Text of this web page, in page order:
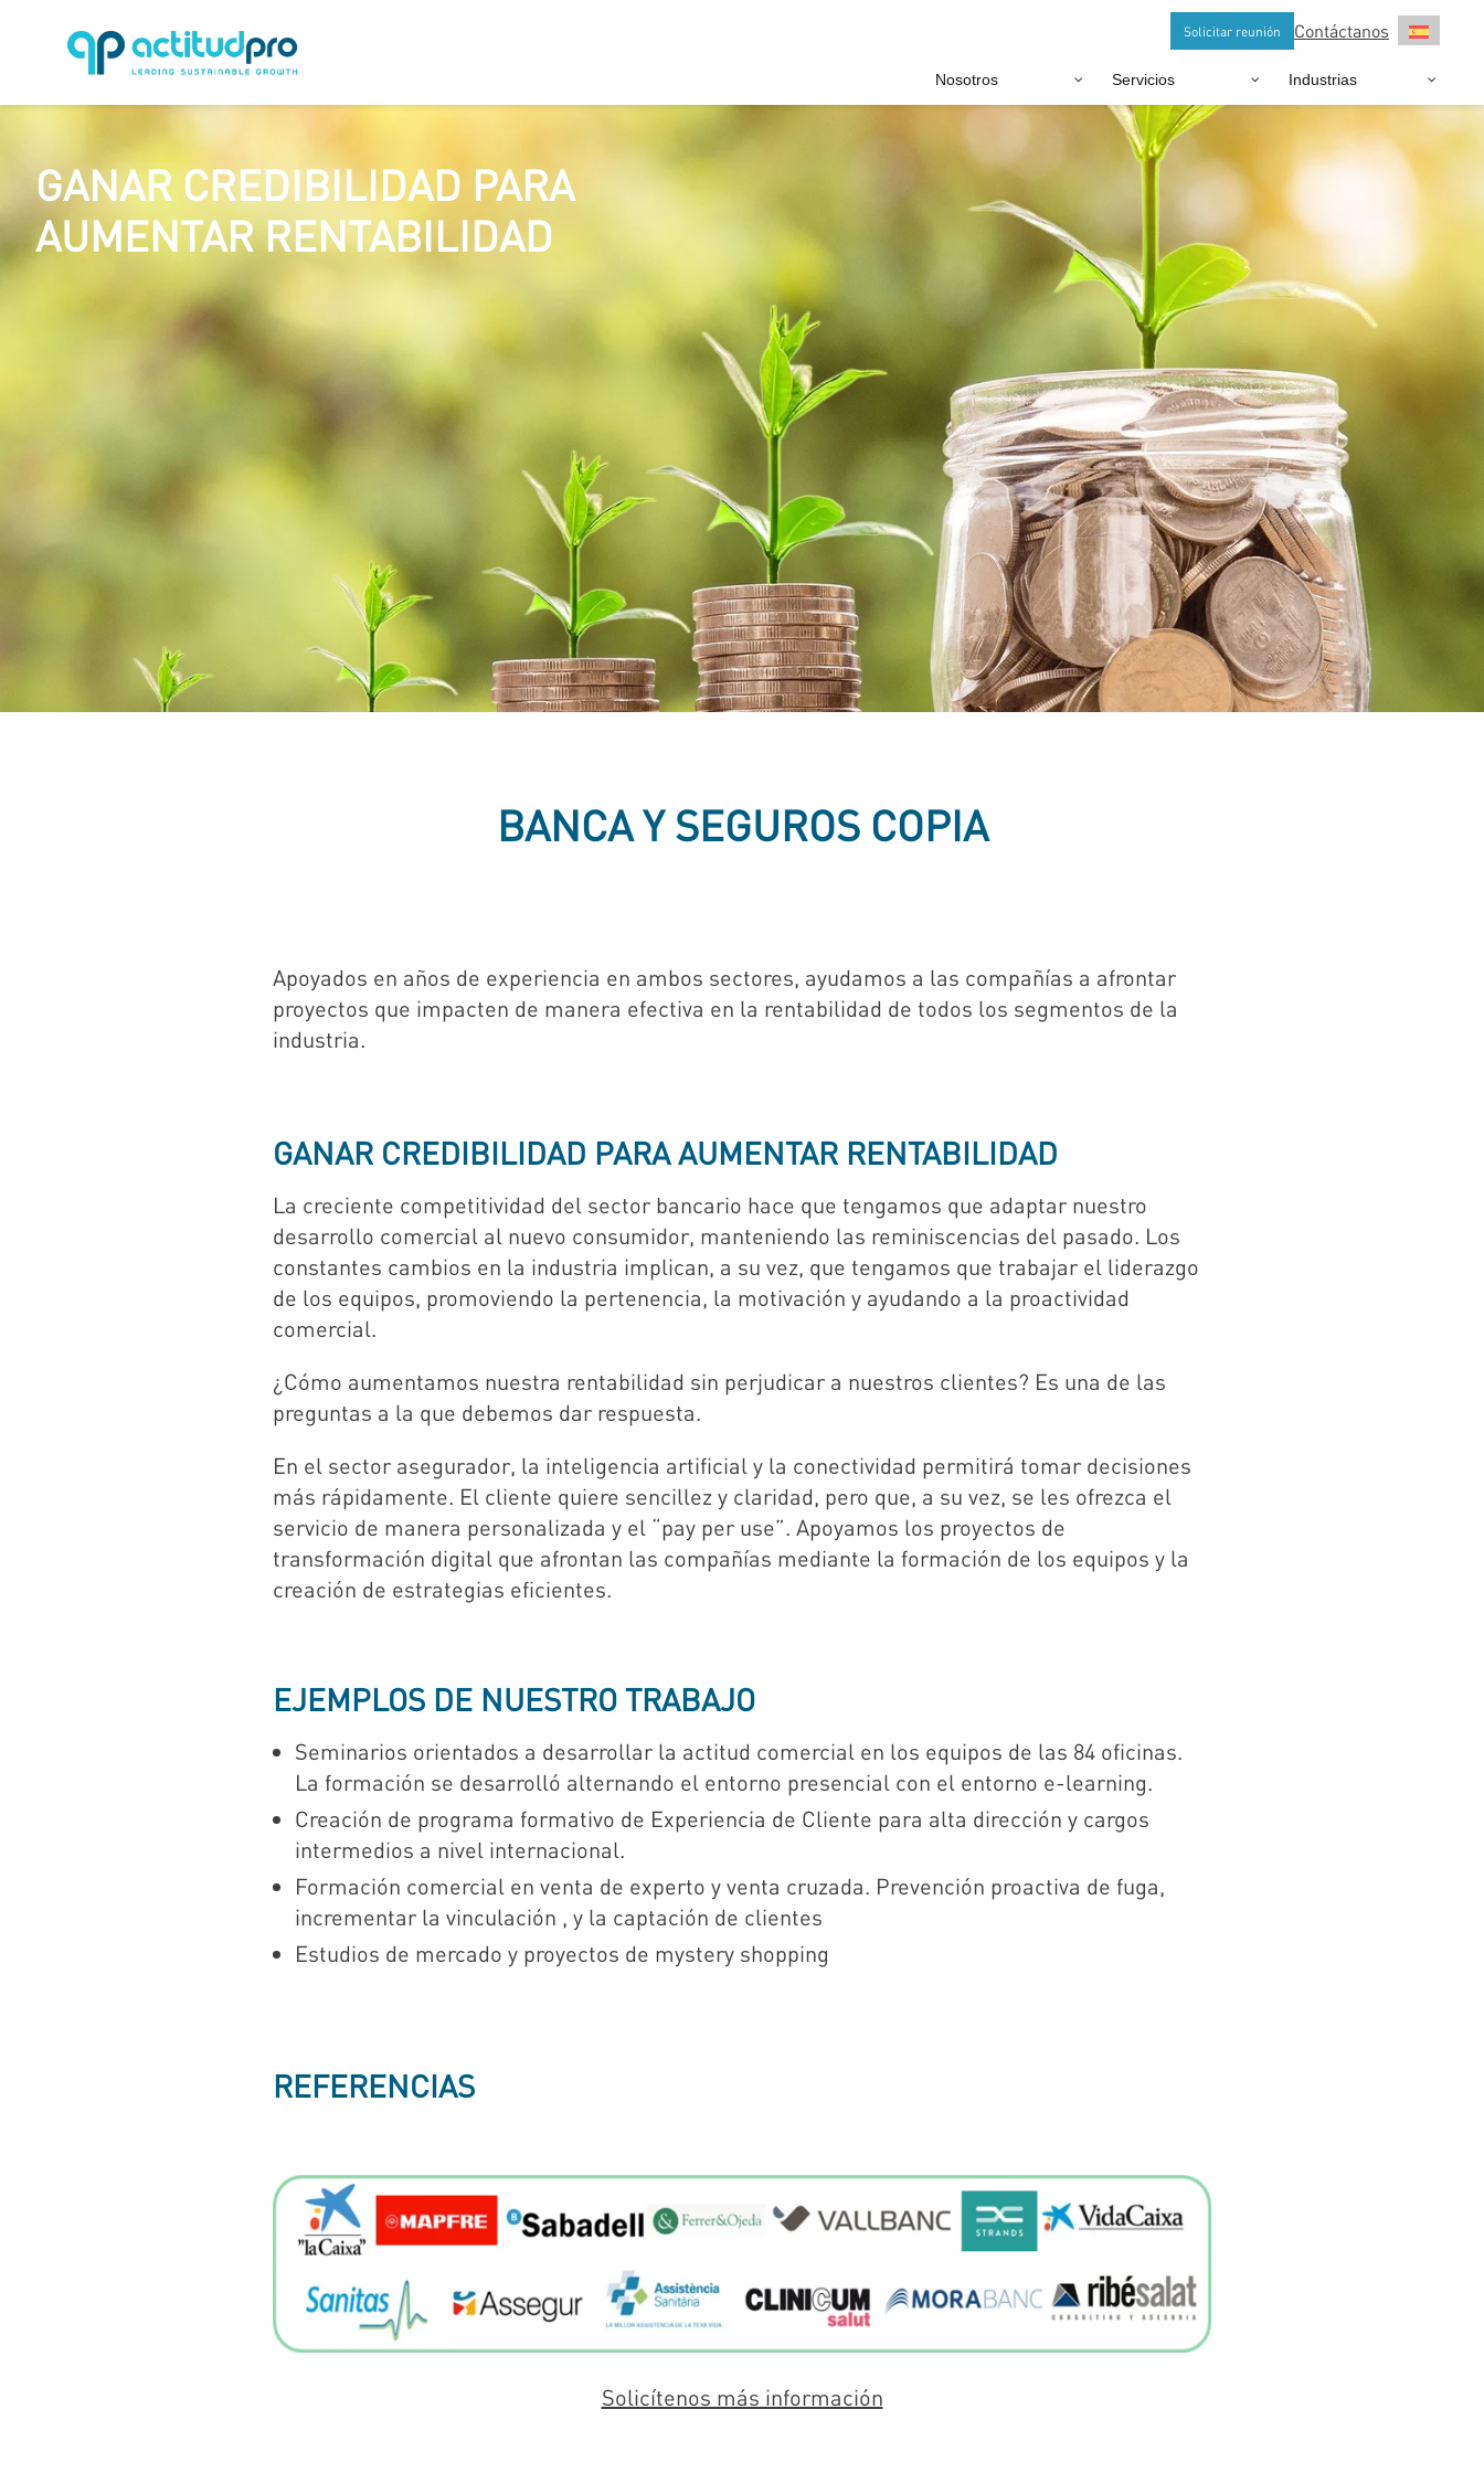
Solicitar reunión Contáctanos
Nosotros Servicios Industrias
GANAR CREDIBILIDAD PARA
AUMENTAR RENTABILIDAD
BANCA Y SEGUROS COPIA
Apoyados en años de experiencia en ambos sectores, ayudamos a las compañías a afrontar
proyectos que impacten de manera efectiva en la rentabilidad de todos los segmentos de la
industria.
GANAR CREDIBILIDAD PARA AUMENTAR RENTABILIDAD
La creciente competitividad del sector bancario hace que tengamos que adaptar nuestro
desarrollo comercial al nuevo consumidor, manteniendo las reminiscencias del pasado. Los
constantes cambios en la industria implican, a su vez, que tengamos que trabajar el liderazgo
de los equipos, promoviendo la pertenencia, la motivación y ayudando a la proactividad
comercial.
¿Cómo aumentamos nuestra rentabilidad sin perjudicar a nuestros clientes? Es una de las
preguntas a la que debemos dar respuesta.
En el sector asegurador, la inteligencia artificial y la conectividad permitirá tomar decisiones
más rápidamente. El cliente quiere sencillez y claridad, pero que, a su vez, se les ofrezca el
servicio de manera personalizada y el “pay per use”. Apoyamos los proyectos de
transformación digital que afrontan las compañías mediante la formación de los equipos y la
creación de estrategias eficientes.
EJEMPLOS DE NUESTRO TRABAJO
Seminarios orientados a desarrollar la actitud comercial en los equipos de las 84 oficinas.
La formación se desarrolló alternando el entorno presencial con el entorno e-learning.
Creación de programa formativo de Experiencia de Cliente para alta dirección y cargos
intermedios a nivel internacional.
Formación comercial en venta de experto y venta cruzada. Prevención proactiva de fuga,
incrementar la vinculación , y la captación de clientes
Estudios de mercado y proyectos de mystery shopping
REFERENCIAS
Solicítenos más información